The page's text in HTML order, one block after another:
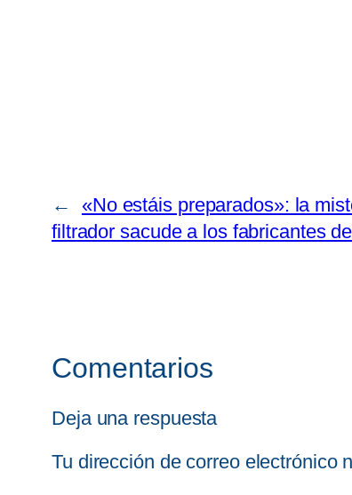
←
«No estáis preparados»: la
filtrador sacude a los fabricantes
Comentarios
Deja una respuesta
Tu dirección de correo electrónico